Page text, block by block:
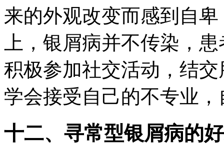
来的外观改变而感到自
上，银屑病并不传染，
积极参加社交活动，结
学会接受自己的不专业
十二、寻常型银屑病的